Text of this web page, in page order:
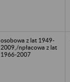
osobowa z lat 1949-
2009,/npłacowa z lat
1966-2007